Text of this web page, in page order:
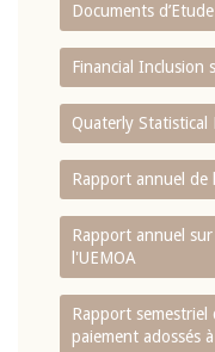
Documents
Financial Inclusion
Quaterly Statistical
Rapport annuel de
Rapport annuel
l'UEMOA
Rapport semestriel
paiement adossés